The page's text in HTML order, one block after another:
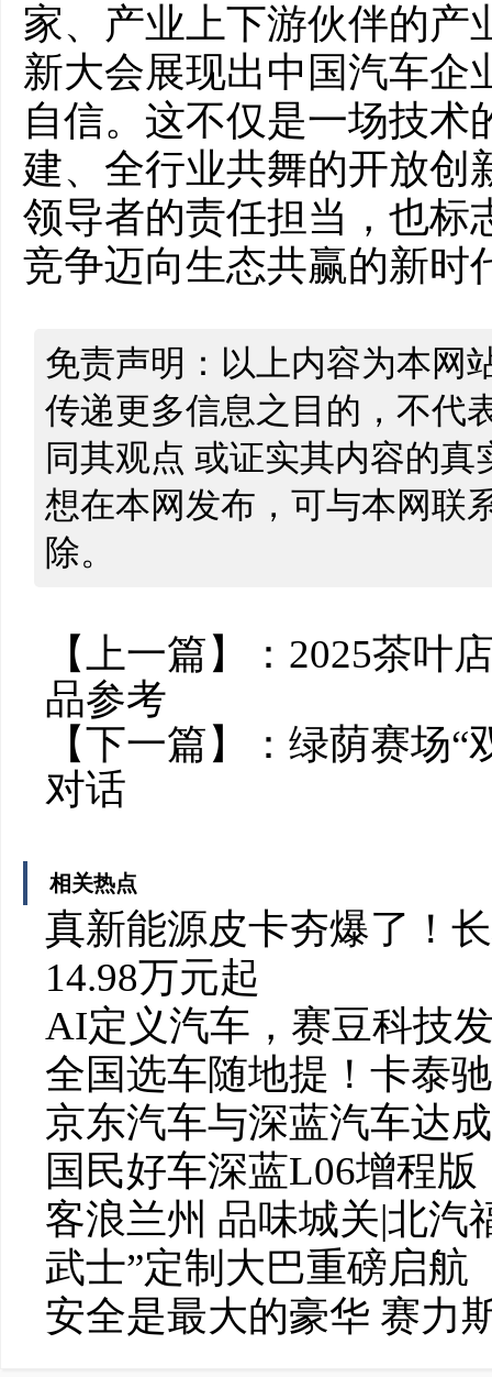
家、产业上下游伙伴的产
新大会展现出中国汽车企
自信。这不仅是一场技术
建、全行业共舞的开放创
领导者的责任担当，也标
竞争迈向生态共赢的新时
免责声明：以上内容为本网
传递更多信息之目的，不代
同其观点 或证实其内容的
想在本网发布，可与本网联
除。
【上一篇】： 2025茶叶
品参考
【下一篇】： 绿荫赛场“
对话
相关热点
真新能源皮卡夯爆了！
14.98万元起
AI定义汽车，赛豆科技
全国选车随地提！卡泰
京东汽车与深蓝汽车达
国民好车深蓝L06增程版
客浪兰州 品味城关|北汽
武士”定制大巴重磅启航
安全是最大的豪华 赛力